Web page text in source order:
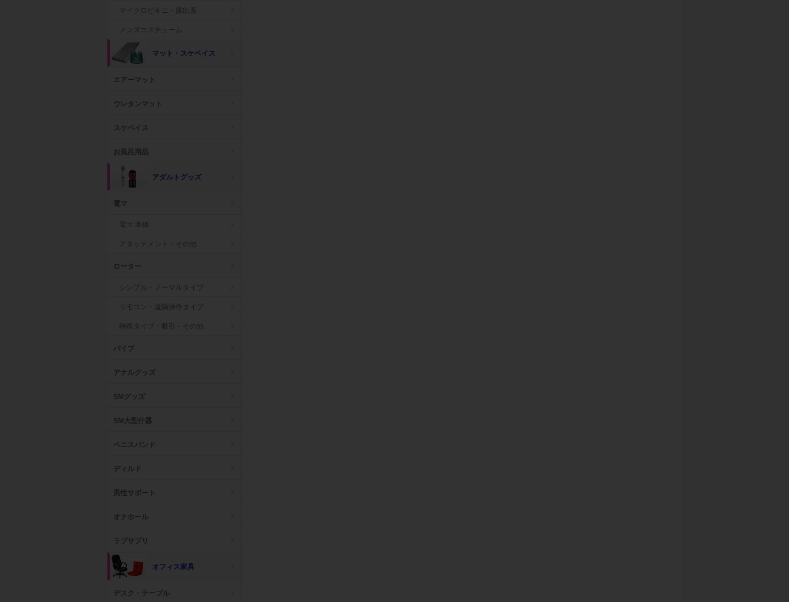
マイクロビキニ・露出系
メンズコスチューム
マット・スケベイス
エアーマット
ウレタンマット
スケベイス
お風呂用品
アダルトグッズ
電マ
電マ 本体
アタッチメント・その他
ローター
シンプル・ノーマルタイプ
リモコン・遠隔操作タイプ
特殊タイプ・吸引・その他
バイブ
アナルグッズ
SMグッズ
SM大型什器
ペニスバンド
ディルド
男性サポート
オナホール
ラブサプリ
オフィス家具
デスク・テーブル